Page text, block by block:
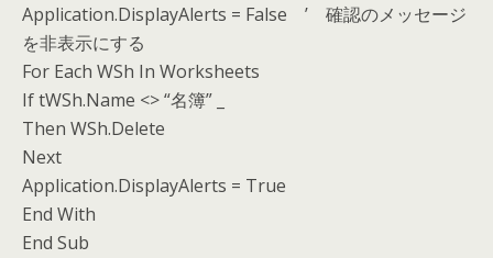
Application.DisplayAlerts = False ’ 確認のメッセージ
を非表示にする
For Each WSh In Worksheets
If tWSh.Name <> “名簿” _
Then WSh.Delete
Next
Application.DisplayAlerts = True
End With
End Sub